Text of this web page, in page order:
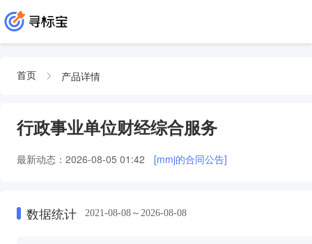
首页 产品详情
行政事业单位财经综合服务
最新动态： 2026-08-05 01:42 [mmj的合同公告]
数据统计 2021-08-08～2026-08-08